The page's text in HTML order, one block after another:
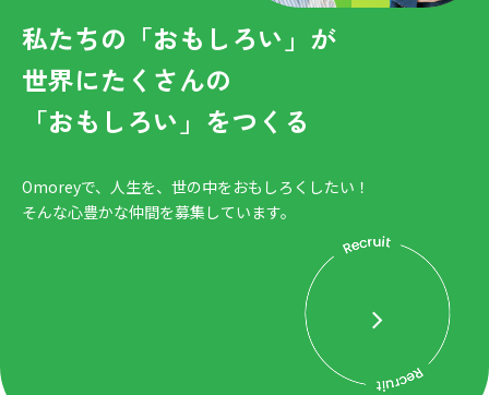
私たちの「おもしろい」が
世界にたくさんの
「おもしろい」をつくる
Omoreyで、人生を、世の中をおもしろくしたい！
そんな心豊かな仲間を募集しています。